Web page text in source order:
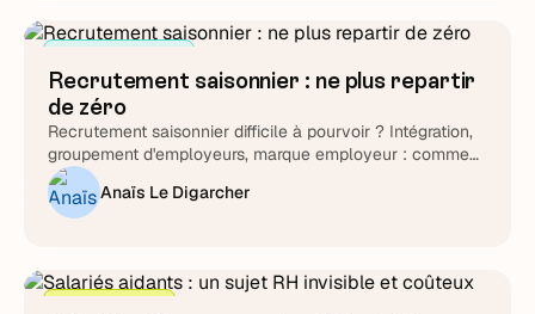
Recrutement saisonnier : ne plus repartir
de zéro
Recrutement saisonnier difficile à pourvoir ? Intégration,
groupement d'employeurs, marque employeur : comment
transformer le cycle en fidélisation durable.
Anaïs Le Digarcher